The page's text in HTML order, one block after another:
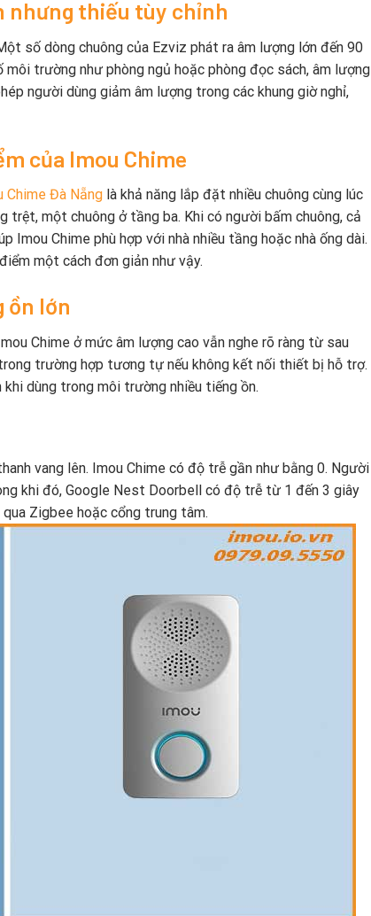
nhưng thiếu tùy chỉnh
số dòng chuông của Ezviz phát ra âm lượng lớn đến 90
trường như phòng ngủ hoặc phòng đọc sách, âm lượng
người dùng giảm âm lượng trong các khung giờ nghỉ,
của Imou Chime
Chime Đà Nẵng là khả năng lắp đặt nhiều chuông cùng lúc
một chuông ở tầng ba. Khi có người bấm chuông, cả
Chime phù hợp với nhà nhiều tầng hoặc nhà ống dài.
một cách đơn giản như vậy.
ồn lớn
Chime ở mức âm lượng cao vẫn nghe rõ ràng từ sau
trường hợp tương tự nếu không kết nối thiết bị hỗ trợ.
dùng trong môi trường nhiều tiếng ồn.
vang lên. Imou Chime có độ trễ gần như bằng 0. Người
khi đó, Google Nest Doorbell có độ trễ từ 1 đến 3 giây
Zigbee hoặc cổng trung tâm.